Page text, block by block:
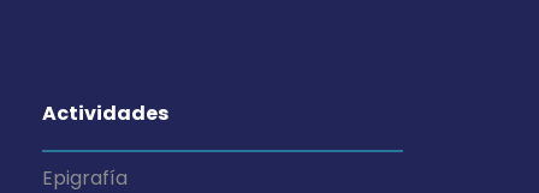
Actividades
Epigrafía